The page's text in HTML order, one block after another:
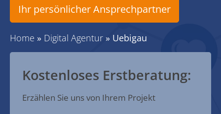
Ihr persönlicher Ansprechpartner
Home » Digital Agentur » Uebigau
Kostenloses Erstberatung:
Erzählen Sie uns von Ihrem Projekt